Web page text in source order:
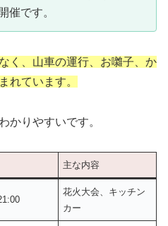
催です。
く、山車の運行、お囃子、か
れています。
かりやすいです。
主な内容
花火大会、キッチン
カー